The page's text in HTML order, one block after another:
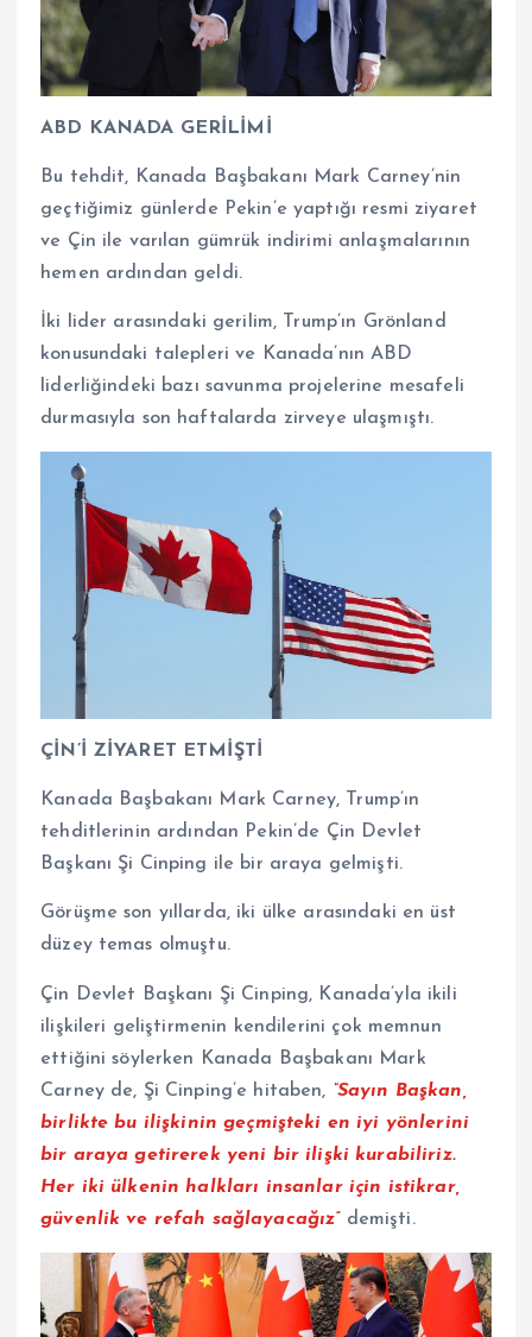
ABD KANADA GERİLİMİ
Bu tehdit, Kanada Başbakanı Mark Carney’nin
geçtiğimiz günlerde Pekin’e yaptığı resmi ziyaret
ve Çin ile varılan gümrük indirimi anlaşmalarının
hemen ardından geldi.
İki lider arasındaki gerilim, Trump’ın Grönland
konusundaki talepleri ve Kanada’nın ABD
liderliğindeki bazı savunma projelerine mesafeli
durmasıyla son haftalarda zirveye ulaşmıştı.
ÇİN’İ ZİYARET ETMİŞTİ
Kanada Başbakanı Mark Carney, Trump’ın
tehditlerinin ardından Pekin’de Çin Devlet
Başkanı Şi Cinping ile bir araya gelmişti.
Görüşme son yıllarda, iki ülke arasındaki en üst
düzey temas olmuştu.
Çin Devlet Başkanı Şi Cinping, Kanada’yla ikili
ilişkileri geliştirmenin kendilerini çok memnun
ettiğini söylerken Kanada Başbakanı Mark
Carney de, Şi Cinping’e hitaben, “Sayın Başkan,
birlikte bu ilişkinin geçmişteki en iyi yönlerini
bir araya getirerek yeni bir ilişki kurabiliriz.
Her iki ülkenin halkları insanlar için istikrar,
güvenlik ve refah sağlayacağız”demişti.